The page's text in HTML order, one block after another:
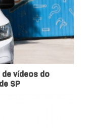
vídeos do
SP